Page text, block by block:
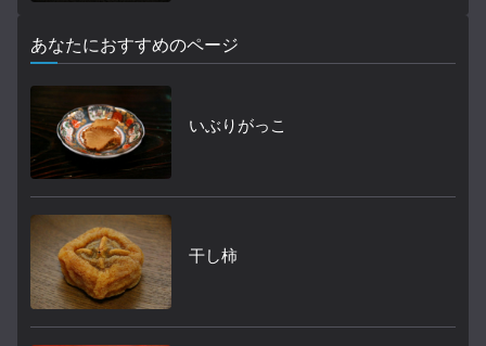
あなたにおすすめのページ
いぶりがっこ
干し柿